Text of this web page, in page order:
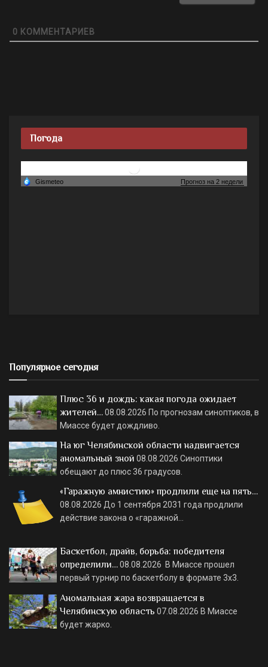
0 КОММЕНТАРИЕВ
Погода
Популярное сегодня
Плюс 36 и дождь: какая погода ожидает
жителей…08.08.2026 По прогнозам синоптиков, в
Миассе будет дождливо.
На юг Челябинской области надвигается
аномальный зной 08.08.2026 Синоптики
обещают до плюс 36 градусов.
«Гаражную амнистию» продлили еще на пять…
08.08.2026 До 1 сентября 2031 года продлили
действие закона о «гаражной…
Баскетбол, драйв, борьба: победителя
определили…08.08.2026 В Миассе прошел
первый турнир по баскетболу в формате 3х3.
Аномальная жара возвращается в
Челябинскую область 07.08.2026 В Миассе
будет жарко.